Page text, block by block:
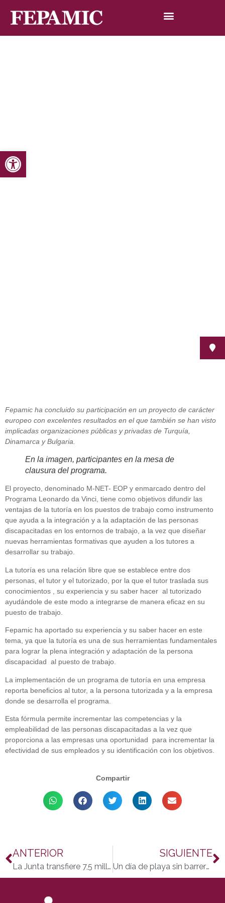
Abrir barra de herramientas
Inicio
Fepamic ha concluido su participación en un proyecto de carácter
europeo con excelentes resultados en el que también se han visto
implicadas organizaciones públicas y privadas de Turquía,
Dinamarca y Bulgaria.
En la imagen, participantes en la mesa de
clausura del programa.
El proyecto, denominado M-NET- EOP y enmarcado dentro del
Programa Leonardo da Vinci, tiene como objetivos difundir las
ventajas de la tutoría en los puestos de trabajo como instrumento
que ayuda a la integración y a la adaptación de las personas
discapacitadas en los entornos de trabajo, a la vez que diseñar
nuevas herramientas formativas que ayuden a los tutores a
desarrollar su trabajo.
La tutoría es una relación libre que se establece entre dos
personas, el tutor y el tutorizado, por la que el tutor traslada sus
conocimientos , su experiencia y su saber hacer al tutorizado
ayudándole de este modo a integrarse de manera eficaz en su
puesto de trabajo.
Fepamic ha aportado su experiencia y su saber hacer en este
tema, ya que la tutoría es una de sus herramientas fundamentales
para lograr la plena integración y adaptación de la persona
discapacidad al puesto de trabajo.
La implementación de un programa de tutoría en una empresa
reporta beneficios al tutor, a la persona tutorizada y a la empresa
donde se desarrolla el programa.
Esta fórmula permite incrementar las competencias y la
empleabilidad de las personas discapacitadas a la vez que
proporciona a las empresas una oportunidad para incrementar la
efectividad de sus empleados y su identificación con los objetivos.
Compartir
ANTERIOR
La Junta transfiere 7,5 millones para servicios sociales comunitarios
SIGUIENTE
Un día de playa sin barreras